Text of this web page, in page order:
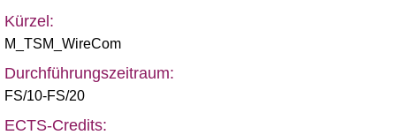
Kürzel:
M_TSM_WireCom
Durchführungszeitraum:
FS/10-FS/20
ECTS-Credits: